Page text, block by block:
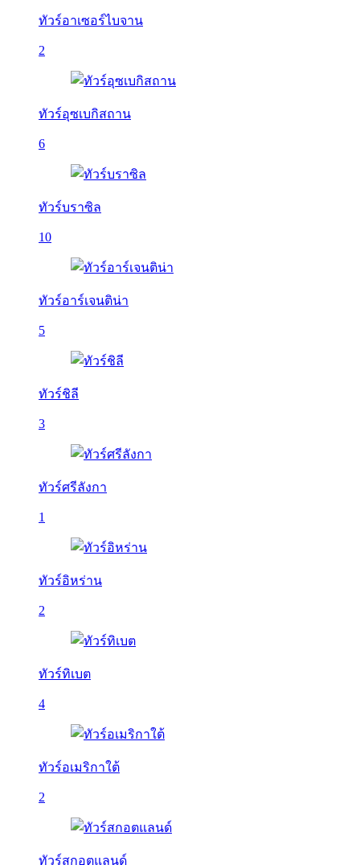
ทัวร์อาเซอร์ไบจาน
2
ทัวร์อุซเบกิสถาน
6
ทัวร์บราซิล
10
ทัวร์อาร์เจนติน่า
5
ทัวร์ชิลี
3
ทัวร์ศรีลังกา
1
ทัวร์อิหร่าน
2
ทัวร์ทิเบต
4
ทัวร์อเมริกาใต้
2
ทัวร์สกอตแลนด์